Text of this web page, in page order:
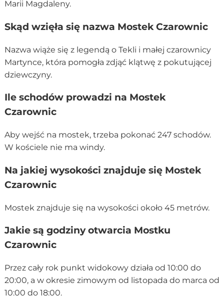
Marii Magdaleny.
Skąd wzięła się nazwa Mostek Czarownic
Nazwa wiąże się z legendą o Tekli i małej czarownicy
Martynce, która pomogła zdjąć klątwę z pokutującej
dziewczyny.
Ile schodów prowadzi na Mostek
Czarownic
Aby wejść na mostek, trzeba pokonać 247 schodów.
W kościele nie ma windy.
Na jakiej wysokości znajduje się Mostek
Czarownic
Mostek znajduje się na wysokości około 45 metrów.
Jakie są godziny otwarcia Mostku
Czarownic
Przez cały rok punkt widokowy działa od 10:00 do
20:00, a w okresie zimowym od listopada do marca od
10:00 do 18:00.